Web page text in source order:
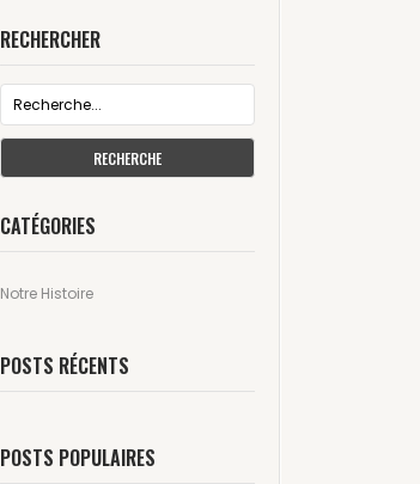
RECHERCHER
RECHERCHE
CATÉGORIES
Notre Histoire
POSTS RÉCENTS
POSTS POPULAIRES